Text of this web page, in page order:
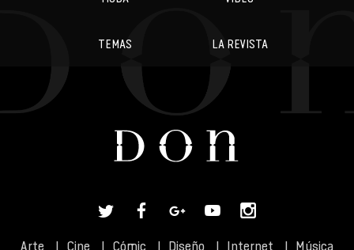
TEMAS LA REVISTA
Arte Cine Cómic Diseño Internet Música